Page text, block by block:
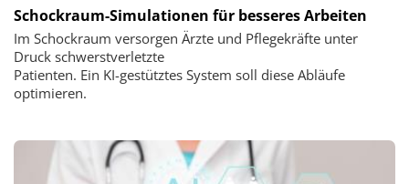
Schockraum-Simulationen für besseres Arbeiten
Im Schockraum versorgen Ärzte und Pflegekräfte unter
Druck schwerstverletzte
Patienten. Ein KI-gestütztes System soll diese Abläufe
optimieren.